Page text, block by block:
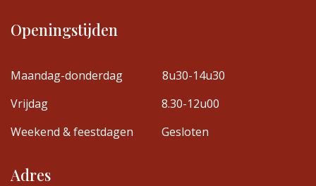
Openingstijden
Maandag-donderdag
8u30-14u30
Vrijdag
8.30-12u00
Weekend & feestdagen
Gesloten
Adres